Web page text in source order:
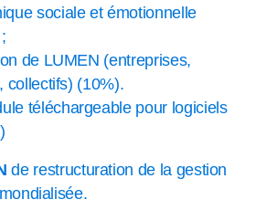
sociale et émotionnelle
de LUMEN (entreprises,
collectifs) (10%).
téléchargeable pour logiciels
de restructuration de la gestion